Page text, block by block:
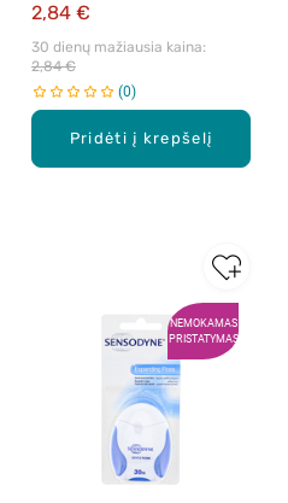
Pridėti į krepšelį
2,84 €
30 dienų mažiausia kaina:
2,84 €
0
NEMOKAMAS
PRISTATYMAS